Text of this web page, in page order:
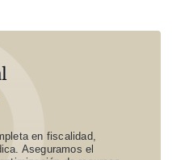
en fiscalidad,
Aseguramos el